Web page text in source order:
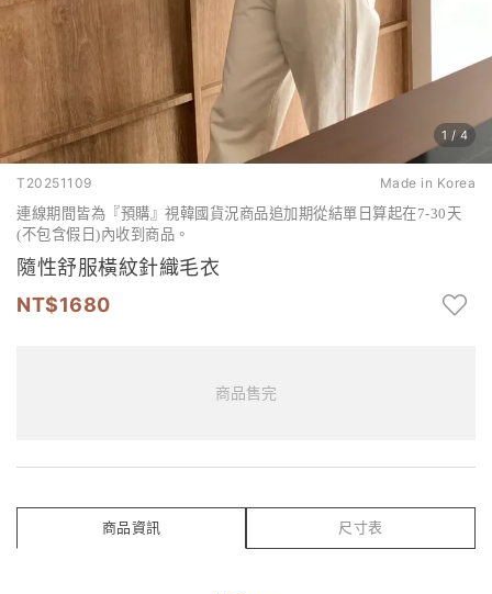
1 / 4
T20251109
Made in Korea
連線期間皆為『預購』視韓國貨況商品追加期從結單日算起在7-30天
(不包含假日)內收到商品。
隨性舒服橫紋針織毛衣
1680
商品售完
商品資訊 尺寸表